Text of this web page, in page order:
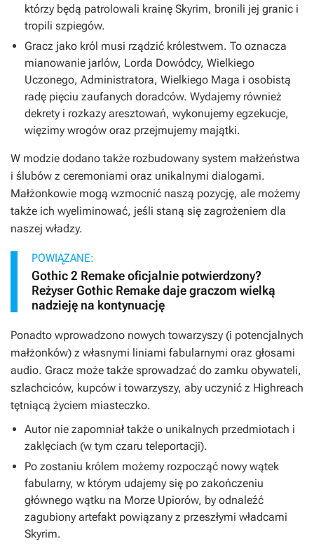
którzy będą patrolowali krainę Skyrim, bronili jej granic i
tropili szpiegów.
Gracz jako król musi rządzić królestwem. To oznacza
mianowanie jarlów, Lorda Dowódcy, Wielkiego
Uczonego, Administratora, Wielkiego Maga i osobistą
radę pięciu zaufanych doradców. Wydajemy również
dekrety i rozkazy aresztowań, wykonujemy egzekucje,
więzimy wrogów oraz przejmujemy majątki.
W modzie dodano także rozbudowany system małżeństwa
i ślubów z ceremoniami oraz unikalnymi dialogami.
Małżonkowie mogą wzmocnić naszą pozycję, ale możemy
także ich wyeliminować, jeśli staną się zagrożeniem dla
naszej władzy.
POWIĄZANE:
Gothic 2 Remake oficjalnie potwierdzony?
Reżyser Gothic Remake daje graczom wielką
nadzieję na kontynuację
Ponadto wprowadzono nowych towarzyszy (i potencjalnych
małżonków) z własnymi liniami fabularnymi oraz głosami
audio. Gracz może także sprowadzać do zamku obywateli,
szlachciców, kupców i towarzyszy, aby uczynić z Highreach
tętniącą życiem miasteczko.
Autor nie zapomniał także o unikalnych przedmiotach i
zaklęciach (w tym czaru teleportacji).
Po zostaniu królem możemy rozpocząć nowy wątek
fabularny, w którym udajemy się po zakończeniu
głównego wątku na Morze Upiorów, by odnaleźć
zagubiony artefakt powiązany z przeszłymi władcami
Skyrim.